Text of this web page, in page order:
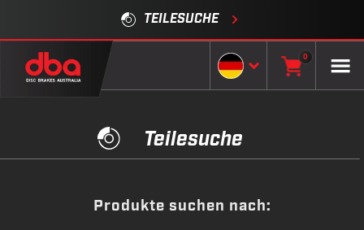
TEILESUCHE
0
Teilesuche
Produkte suchen nach: